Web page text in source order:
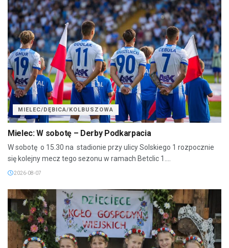
MIELEC/DĘBICA/KOLBUSZOWA
Mielec: W sobotę – Derby Podkarpacia
W sobotę o 15.30 na stadionie przy ulicy Solskiego 1 rozpocznie
się kolejny mecz tego sezonu w ramach Betclic 1....
2026-08-07